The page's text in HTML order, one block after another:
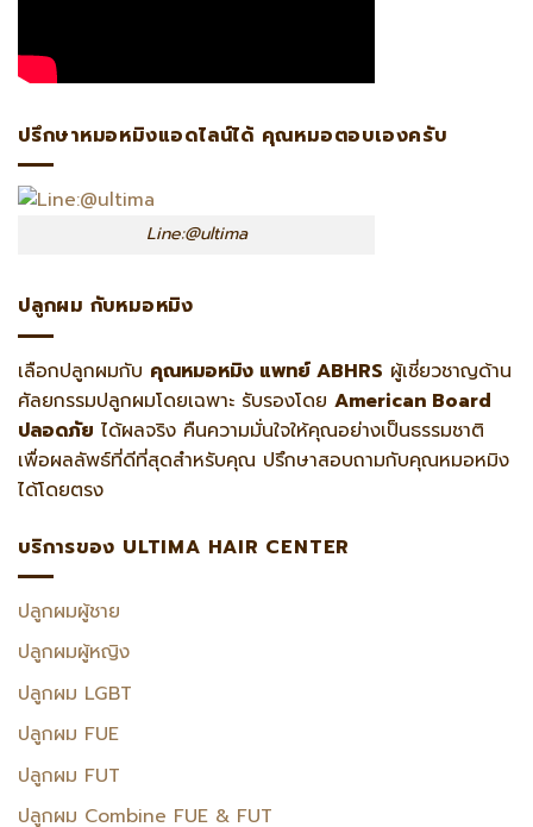
ปรึกษาหมอหมิงแอดไลน์ได้ คุณหมอตอบเองครับ
Line:@ultima
ปลูกผม กับหมอหมิง
เลือกปลูกผมกับ คุณหมอหมิง แพทย์ ABHRS ผู้เชี่ยวชาญด้าน
ศัลยกรรมปลูกผมโดยเฉพาะ รับรองโดย American Board
ปลอดภัย ได้ผลจริง คืนความมั่นใจให้คุณอย่างเป็นธรรมชาติ
เพื่อผลลัพธ์ที่ดีที่สุดสำหรับคุณ ปรึกษาสอบถามกับคุณหมอหมิง
ได้โดยตรง
บริการของ ULTIMA HAIR CENTER
ปลูกผมผู้ชาย
ปลูกผมผู้หญิง
ปลูกผม LGBT
ปลูกผม FUE
ปลูกผม FUT
ปลูกผม Combine FUE & FUT